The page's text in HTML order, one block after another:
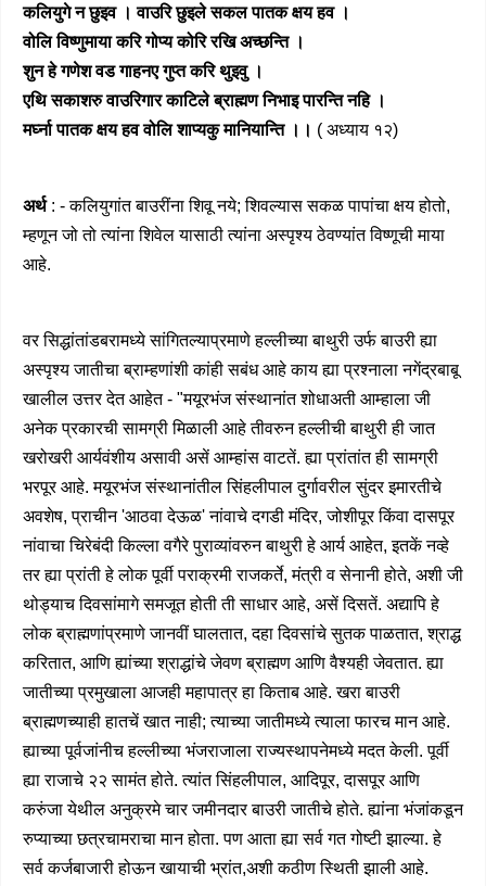
कलियुगे न छुइव । वाउरि छुइले सकल पातक क्षय हव ।
वोलि विष्णुमाया करि गोप्य कोरि रखि अच्छन्ति ।
शुन हे गणेश वड गाहनए गुप्त करि थुइवु ।
एथि सकाशरु वाउरिगार काटिले ब्राह्मण निभाइ पारन्ति नहि ।
मर्घ्ना पातक क्षय हव वोलि शाप्यकु मानियान्ति ।। ( अध्याय १२)
अर्थ: - कलियुगांत बाउरींना शिवू नये; शिवल्यास सकळ पापांचा क्षय होतो,
म्हणून जो तो त्यांना शिवेल यासाठी त्यांना अस्पृश्य ठेवण्यांत विष्णूची माया
आहे.
वर सिद्धांतांडबरामध्ये सांगितल्याप्रमाणे हल्लीच्या बाथुरी उर्फ बाउरी ह्या
अस्पृश्य जातीचा ब्राम्हणांशी कांही सबंध आहे काय ह्या प्रश्नाला नगेंद्रबाबू
खालील उत्तर देत आहेत - "मयूरभंज संस्थानांत शोधाअती आम्हाला जी
अनेक प्रकारची सामग्री मिळाली आहे तीवरुन हल्लीची बाथुरी ही जात
खरोखरी आर्यवंशीय असावी असें आम्हांस वाटतें. ह्या प्रांतांत ही सामग्री
भरपूर आहे. मयूरभंज संस्थानांतील सिंहलीपाल दुर्गावरील सुंदर इमारतीचे
अवशेष, प्राचीन 'आठवा देऊळ' नांवाचे दगडी मंदिर, जोशीपूर किंवा दासपूर
नांवाचा चिरेबंदी किल्ला वगैरे पुराव्यांवरुन बाथुरी हे आर्य आहेत, इतकें नव्हे
तर ह्या प्रांती हे लोक पूर्वी पराक्रमी राजकर्ते, मंत्री व सेनानी होते, अशी जी
थोड्याच दिवसांमागे समजूत होती ती साधार आहे, असें दिसतें. अद्यापि हे
लोक ब्राह्मणांप्रमाणे जानवीं घालतात, दहा दिवसांचे सुतक पाळतात, श्राद्ध
करितात, आणि ह्यांच्या श्राद्धांचे जेवण ब्राह्मण आणि वैश्यही जेवतात. ह्या
जातीच्या प्रमुखाला आजही महापात्र हा किताब आहे. खरा बाउरी
ब्राह्मणच्याही हातचें खात नाही; त्याच्या जातीमध्ये त्याला फारच मान आहे.
ह्याच्या पूर्वजांनीच हल्लीच्या भंजराजाला राज्यस्थापनेमध्ये मदत केली. पूर्वी
ह्या राजाचे २२ सामंत होते. त्यांत सिंहलीपाल, आदिपूर, दासपूर आणि
करुंजा येथील अनुक्रमे चार जमीनदार बाउरी जातीचे होते. ह्यांना भंजांकडून
रुप्याच्या छत्रचामराचा मान होता. पण आता ह्या सर्व गत गोष्टी झाल्या. हे
सर्व कर्जबाजारी होऊन खायाची भ्रांत,अशी कठीण स्थिती झाली आहे.